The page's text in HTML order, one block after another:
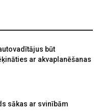
būt
ar akvaplanēšanas
sākas ar svinībām